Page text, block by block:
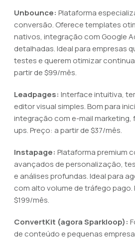
Unbounce: Plataforma
conversão. Oferece templates
nativos, integração com Google
detalhadas. Ideal para empresas
testes e querem otimizar
partir de $99/mês.
Leadpages: Interface intuitiva,
editor visual simples. Bom para
integração com e-mail marketing,
ups. Preço: a partir de $37/mês.
Instapage: Plataforma premium
avançados de personalização,
e análises profundas. Ideal para
com alto volume de tráfego pago.
$199/mês.
ConvertKit (agora Sparkloop):
de conteúdo e pequenas